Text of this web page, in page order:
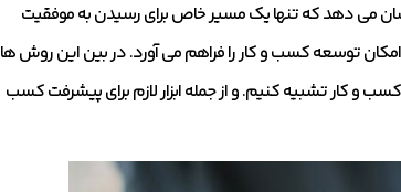
نشان می دهد که تنها یک مسیر خاص برای رسیدن به موفقیت
امکان توسعه کسب و کار را فراهم می آورد. در بین این روش ها
و کار تشبیه کنیم. و از جمله ابزار لازم برای پیشرفت کسب